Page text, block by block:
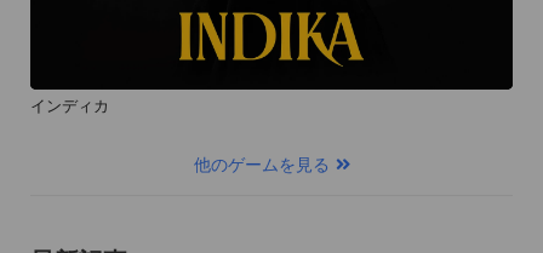
インディカ
他のゲームを見る